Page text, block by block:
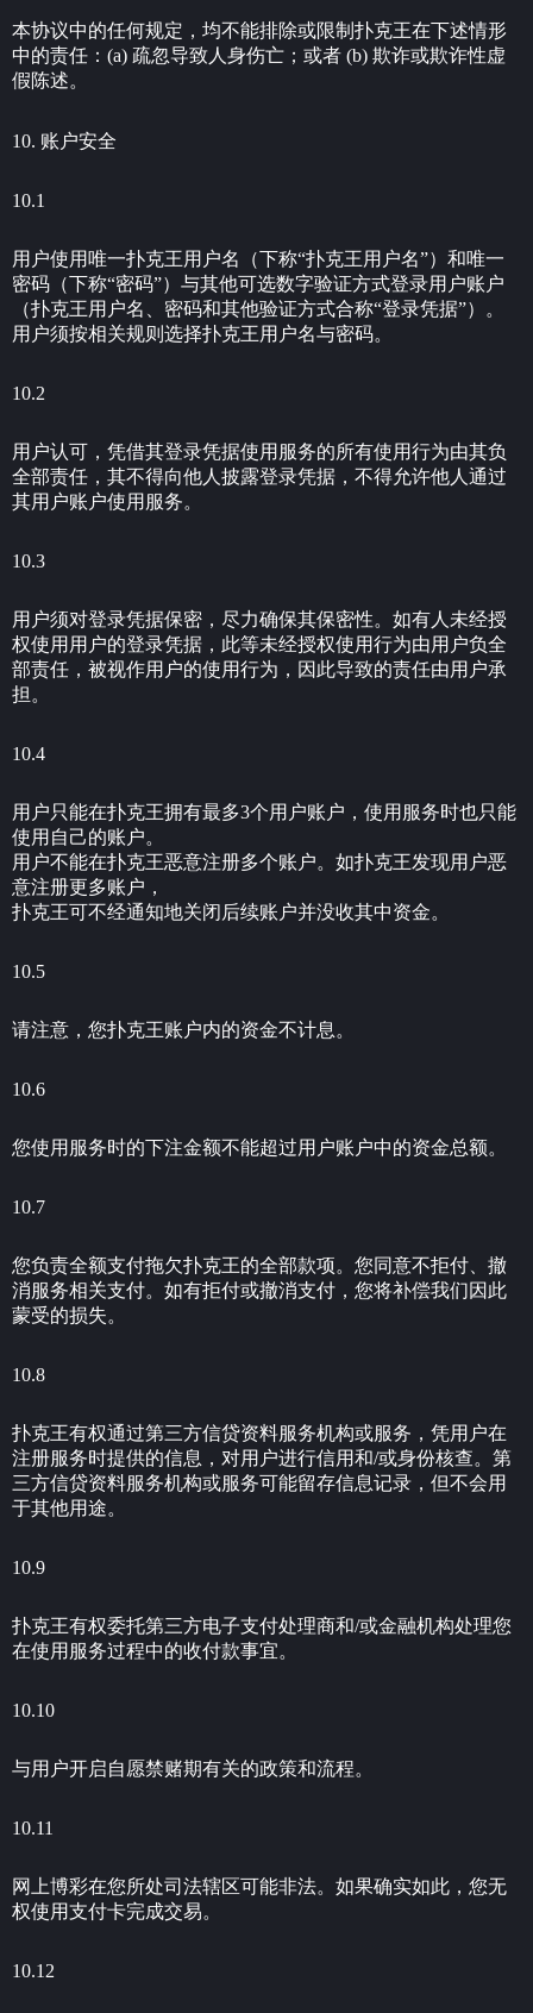
本协议中的任何规定，均不能排除或限制扑克王在下述情形
中的责任：(a) 疏忽导致人身伤亡；或者 (b) 欺诈或欺诈性虚
假陈述。
10. 账户安全
10.1
用户使用唯一扑克王用户名（下称“扑克王用户名”）和唯一
密码（下称“密码”）与其他可选数字验证方式登录用户账户
（扑克王用户名、密码和其他验证方式合称“登录凭据”）。
用户须按相关规则选择扑克王用户名与密码。
10.2
用户认可，凭借其登录凭据使用服务的所有使用行为由其负
全部责任，其不得向他人披露登录凭据，不得允许他人通过
其用户账户使用服务。
10.3
用户须对登录凭据保密，尽力确保其保密性。如有人未经授
权使用用户的登录凭据，此等未经授权使用行为由用户负全
部责任，被视作用户的使用行为，因此导致的责任由用户承
担。
10.4
用户只能在扑克王拥有最多3个用户账户，使用服务时也只能
使用自己的账户。
用户不能在扑克王恶意注册多个账户。如扑克王发现用户恶
意注册更多账户，
扑克王可不经通知地关闭后续账户并没收其中资金。
10.5
请注意，您扑克王账户内的资金不计息。
10.6
您使用服务时的下注金额不能超过用户账户中的资金总额。
10.7
您负责全额支付拖欠扑克王的全部款项。您同意不拒付、撤
消服务相关支付。如有拒付或撤消支付，您将补偿我们因此
蒙受的损失。
10.8
扑克王有权通过第三方信贷资料服务机构或服务，凭用户在
注册服务时提供的信息，对用户进行信用和/或身份核查。第
三方信贷资料服务机构或服务可能留存信息记录，但不会用
于其他用途。
10.9
扑克王有权委托第三方电子支付处理商和/或金融机构处理您
在使用服务过程中的收付款事宜。
10.10
与用户开启自愿禁赌期有关的政策和流程。
10.11
网上博彩在您所处司法辖区可能非法。如果确实如此，您无
权使用支付卡完成交易。
10.12